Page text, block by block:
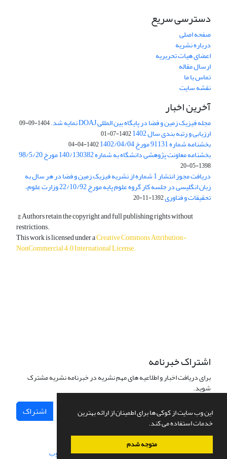
این وب سایت از کوکی ها برای اطمینان از ارائه بهترین
خدمات استفاده می کند.
متوجه شدم
دسترسی سریع
صفحه اصلی
درباره نشریه
اعضای هیات تحریریه
ارسال مقاله
تماس با ما
نقشه سایت
آخرین اخبار
مجله فیزیک زمین و فضا در پایگاه بین المللی DOAJ نمایه شد. 1404-09-09
ارزیابی و رتبه بندی سال 1402 1402-07-01
بخشنامه شماره 91131 مورخ 1402/04/04 1402-04-04
بخشنامه معاونت پژوهشی دانشگاه به شماره 140/130382 مورخ 98/5/20
1398-05-20
دریافت مجوز انتشار 1 شماره از نشریه فیزیک زمین و فضا در هر سال به
زبان انگلیسی در جلسه کار گروه علوم پایه مورخ 22/10/92 وزارت علوم،
تحقیقات و فناوری1392-11-20
© Authors retain the copyright and full publishing rights without
restrictions.
This work is licensed under aCreative Commons Attribution-
NonCommercial 4.0 International License.
اشتراک خبرنامه
برای دریافت اخبار و اطلاعیه های مهم نشریه در خبرنامه نشریه مشترک
شوید.
اشتراک
سامانه مدیریت نشریات علمی.طراحی و پیاده سازی از سیناوب